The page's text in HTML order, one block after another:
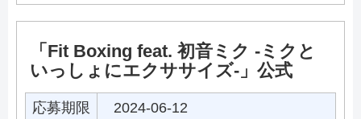
「Fit Boxing feat. 初音ミク -ミクと
いっしょにエクササイズ-」公式
応募期限 2024-06-12